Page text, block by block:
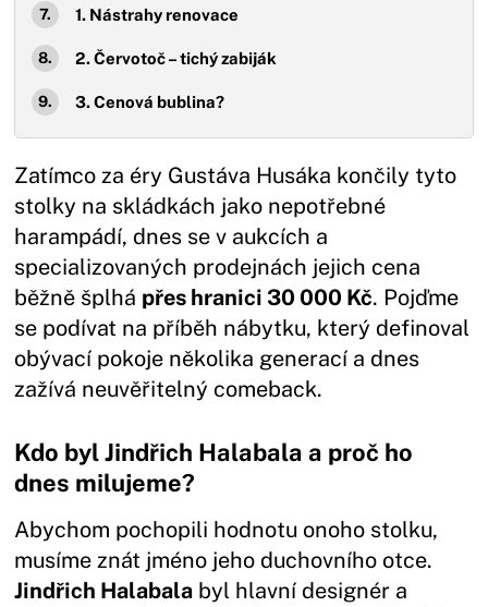
1. Nástrahy renovace
2. Červotoč – tichý zabiják
3. Cenová bublina?
Zatímco za éry Gustáva Husáka končily tyto
stolky na skládkách jako nepotřebné
harampádí, dnes se v aukcích a
specializovaných prodejnách jejich cena
běžně šplhá přes hranici 30 000 Kč. Pojďme
se podívat na příběh nábytku, který definoval
obývací pokoje několika generací a dnes
zažívá neuvěřitelný comeback.
Kdo byl Jindřich Halabala a proč ho
dnes milujeme?
Abychom pochopili hodnotu onoho stolku,
musíme znát jméno jeho duchovního otce.
Jindřich Halabala byl hlavní designér a